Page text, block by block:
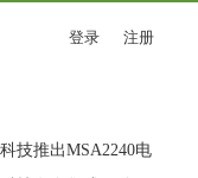
登录 注册
技推出MSA2240电